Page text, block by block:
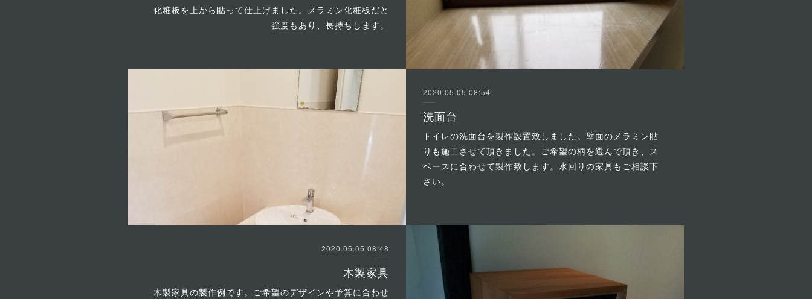
化粧板を上から貼って仕上げました。メラミン化粧板だと
強度もあり、長持ちします。
2020.05.05 08:54
洗面台
トイレの洗面台を製作設置致しました。壁面のメラミン貼
りも施工させて頂きました。ご希望の柄を選んで頂き、ス
ペースに合わせて製作致します。水回りの家具もご相談下
さい。
2020.05.05 08:48
木製家具
木製家具の製作例です。ご希望のデザインや予算に合わせ